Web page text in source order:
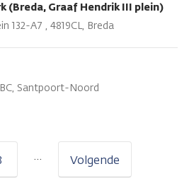
Graaf Hendrik III plein)
132-A7 , 4819CL, Breda
Santpoort-Noord
… Volgende